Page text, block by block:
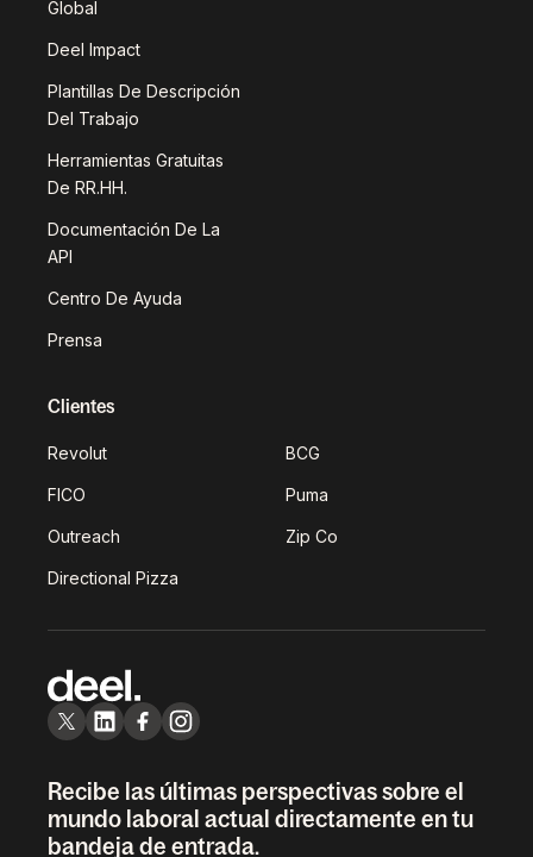
Global
Deel Impact
Plantillas De Descripción
Del Trabajo
Herramientas Gratuitas
De RR.HH.
Documentación De La
API
Centro De Ayuda
Prensa
Clientes
Revolut BCG
FICO Puma
Outreach Zip Co
Directional Pizza
Recibe las últimas perspectivas sobre el
mundo laboral actual directamente en tu
bandeja de entrada.